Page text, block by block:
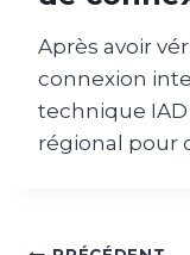
Après avoir
connexion
technique
régional pour